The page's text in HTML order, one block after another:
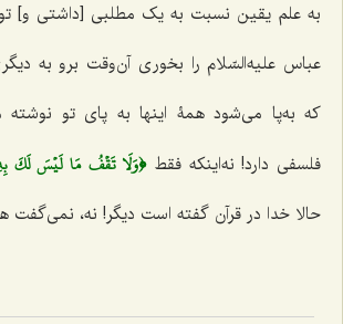
به علم یقین نسبت به یک مطلبی [داشتی و]
عباس علیه‌السّلام را بخوری آن‌وقت برو به
که به‌پا‌ می‌شود همۀ اینها به پای تو
فلسفی دارد! نه‌اینکه فقط﴿وَلَا تَقۡفُ مَا لَيۡسَ لَكَ
حالا خدا در قرآن گفته است دیگر! نه،‌